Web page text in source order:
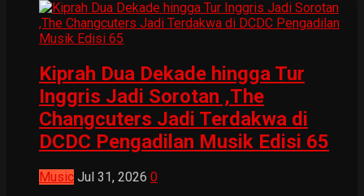
Kiprah Dua Dekade hingga Tur
Inggris Jadi Sorotan ,The
Changcuters Jadi Terdakwa di
DCDC Pengadilan Musik Edisi 65
Music Jul 31, 2026 0